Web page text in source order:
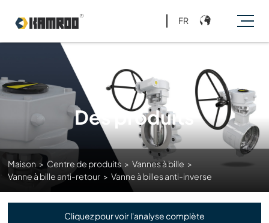
FR
Des produits
Maison > Centre de produits > Vannes à bille >
Vanne à bille anti-retour > Vanne à billes anti-inverse
Cliquez pour voir l'analyse complète